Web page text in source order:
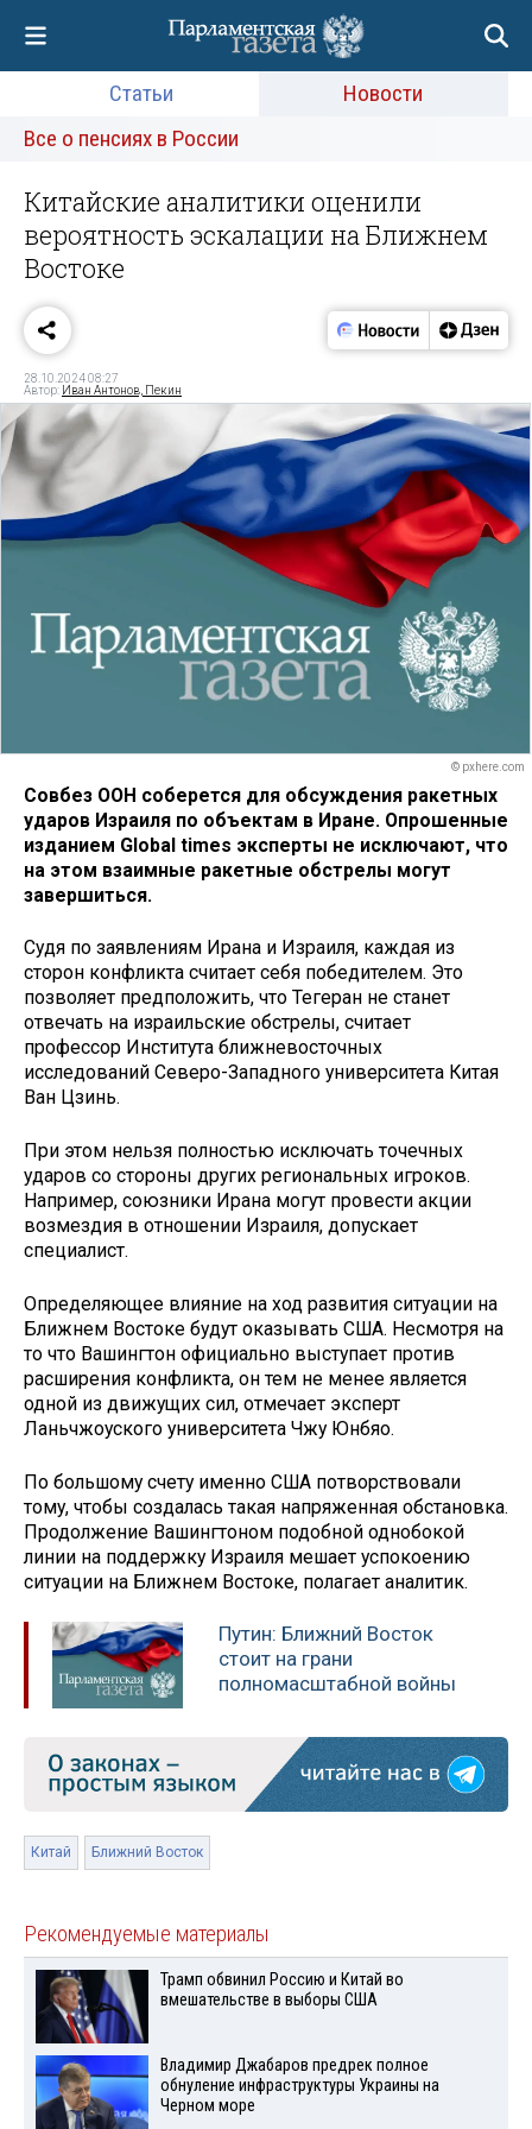
Статьи
Новости
Все о пенсиях в России
Китайские аналитики оценили
вероятность эскалации на Ближнем
Востоке
28.10.2024 08:27
Автор: Иван Антонов, Пекин
© pxhere.com
Совбез ООН соберется для обсуждения ракетных
ударов Израиля по объектам в Иране. Опрошенные
изданием Global times эксперты не исключают, что
на этом взаимные ракетные обстрелы могут
завершиться.
Судя по заявлениям Ирана и Израиля, каждая из
сторон конфликта считает себя победителем. Это
позволяет предположить, что Тегеран не станет
отвечать на израильские обстрелы, считает
профессор Института ближневосточных
исследований Северо-Западного университета Китая
Ван Цзинь.
При этом нельзя полностью исключать точечных
ударов со стороны других региональных игроков.
Например, союзники Ирана могут провести акции
возмездия в отношении Израиля, допускает
специалист.
Определяющее влияние на ход развития ситуации на
Ближнем Востоке будут оказывать США. Несмотря на
то что Вашингтон официально выступает против
расширения конфликта, он тем не менее является
одной из движущих сил, отмечает эксперт
Ланьчжоуского университета Чжу Юнбяо.
По большому счету именно США потворствовали
тому, чтобы создалась такая напряженная обстановка.
Продолжение Вашингтоном подобной однобокой
линии на поддержку Израиля мешает успокоению
ситуации на Ближнем Востоке, полагает аналитик.
Путин: Ближний Восток
стоит на грани
полномасштабной войны
Китай Ближний Восток
Рекомендуемые материалы
Трамп обвинил Россию и Китай во
вмешательстве в выборы США
Владимир Джабаров предрек полное
обнуление инфраструктуры Украины на
Черном море